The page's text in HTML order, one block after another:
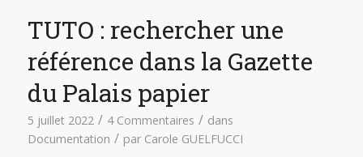
TUTO : rechercher une
référence dans la Gazette
du Palais papier
5 juillet 2022 / 4 Commentaires / dans
Documentation / par Carole GUELFUCCI